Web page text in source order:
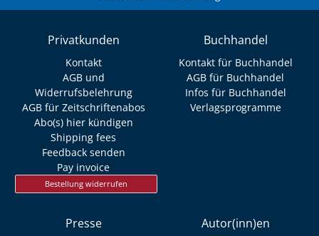
Privatkunden
Kontakt
AGB und
Widerrufsbelehrung
AGB für Zeitschriftenabos
Abo(s) hier kündigen
Shipping fees
Feedback senden
Pay invoice
Bestellung widerrufen
Buchhandel
Kontakt für Buchhandel
AGB für Buchhandel
Infos für Buchhandel
Verlagsprogramme
Presse Autor(inn)en